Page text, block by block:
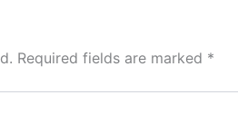
Required fields are marked *